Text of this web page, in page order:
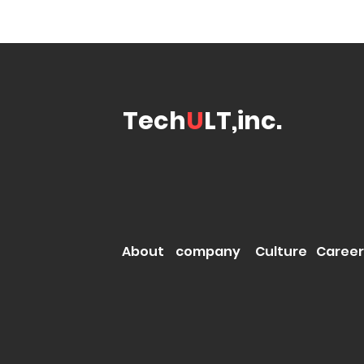
TechULT,inc.
About company Culture